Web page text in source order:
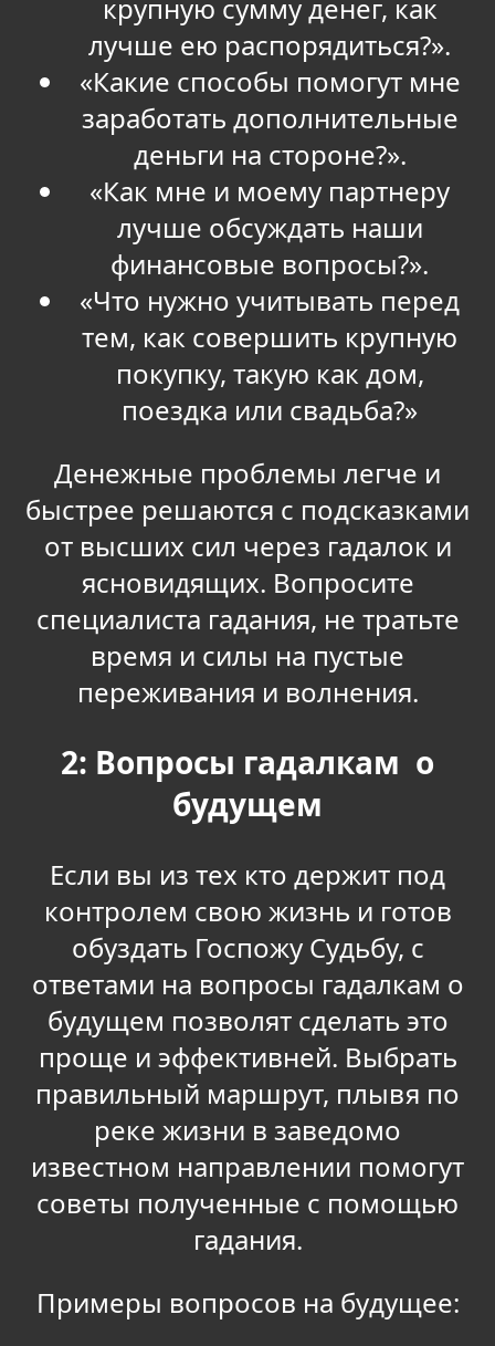
крупную сумму денег, как
лучше ею распорядиться?».
«Какие способы помогут мне
заработать дополнительные
деньги на стороне?».
«Как мне и моему партнеру
лучше обсуждать наши
финансовые вопросы?».
«Что нужно учитывать перед
тем, как совершить крупную
покупку, такую как дом,
поездка или свадьба?»
Денежные проблемы легче и
быстрее решаются с подсказками
от высших сил через гадалок и
ясновидящих. Вопросите
специалиста гадания, не тратьте
время и силы на пустые
переживания и волнения.
2: Вопросы гадалкам о
будущем
Если вы из тех кто держит под
контролем свою жизнь и готов
обуздать Госпожу Судьбу, с
ответами на вопросы гадалкам о
будущем позволят сделать это
проще и эффективней. Выбрать
правильный маршрут, плывя по
реке жизни в заведомо
известном направлении помогут
советы полученные с помощью
гадания.
Примеры вопросов на будущее: